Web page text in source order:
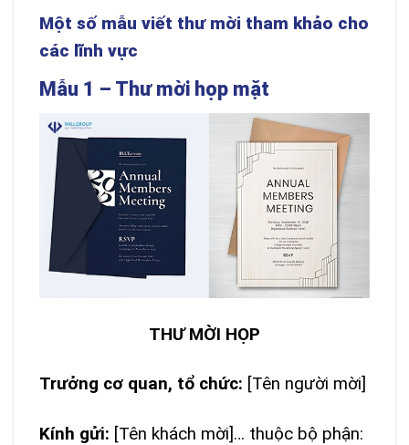
Một số mẫu viết thư mời tham khảo cho
các lĩnh vực
Mẫu 1 – Thư mời họp mặt
THƯ MỜI HỌP
Trưởng cơ quan, tổ chức: [Tên người mời]
Kính gửi: [Tên khách mời]… thuộc bộ phận: